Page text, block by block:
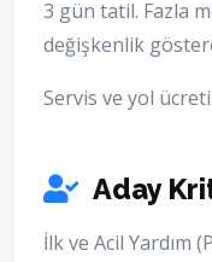
3 gün tatil. Fazla
değişkenlik
Servis ve yol
Aday
İlk ve Acil Yardım